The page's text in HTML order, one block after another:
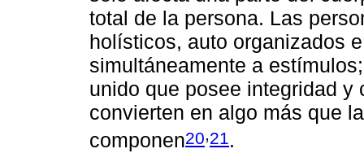
total de la persona. Las
holísticos, auto organizados
simultáneamente a
unido que posee integridad
convierten en algo más que
componen20,21 .